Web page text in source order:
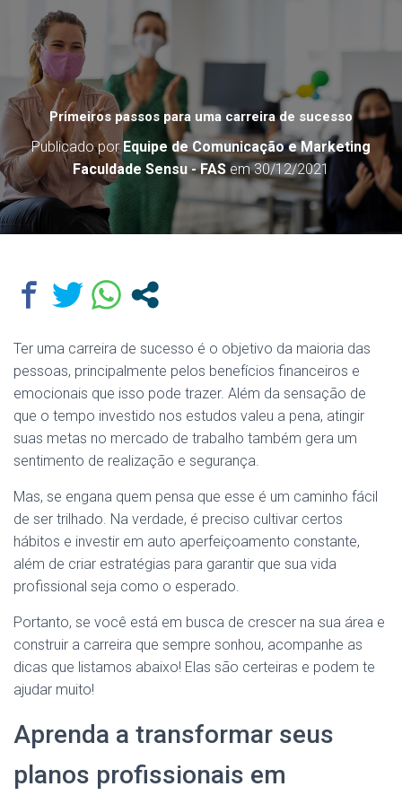
Primeiros passos para uma carreira de sucesso
Publicado porEquipe de Comunicação e Marketing
Faculdade Sensu - FAS em30/12/2021
Ter uma carreira de sucesso é o objetivo da maioria das
pessoas, principalmente pelos benefícios financeiros e
emocionais que isso pode trazer. Além da sensação de
que o tempo investido nos estudos valeu a pena, atingir
suas metas no mercado de trabalho também gera um
sentimento de realização e segurança.
Mas, se engana quem pensa que esse é um caminho fácil
de ser trilhado. Na verdade, é preciso cultivar certos
hábitos e investir em auto aperfeiçoamento constante,
além de criar estratégias para garantir que sua vida
profissional seja como o esperado.
Portanto, se você está em busca de crescer na sua área e
construir a carreira que sempre sonhou, acompanhe as
dicas que listamos abaixo! Elas são certeiras e podem te
ajudar muito!
Aprenda a transformar seus
planos profissionais em